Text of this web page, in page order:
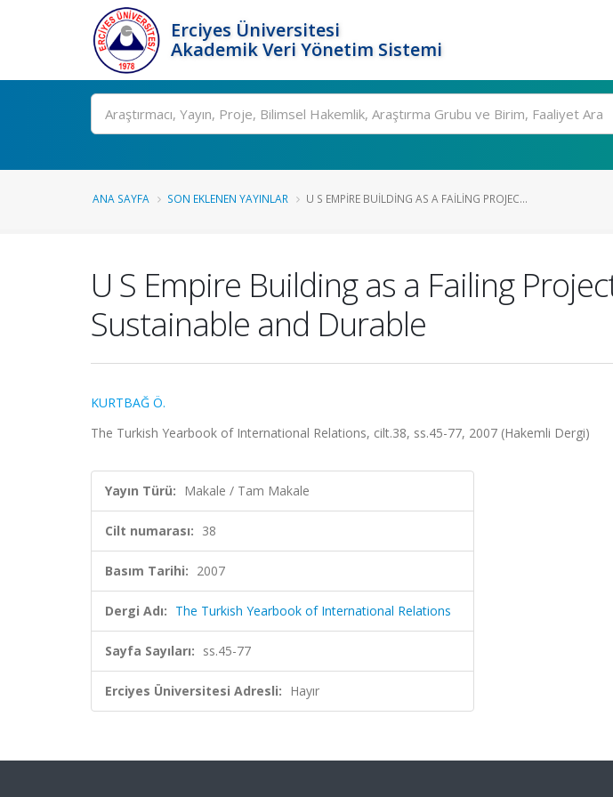
Erciyes Üniversitesi
Akademik Veri Yönetim Sistemi
Ara
ANA SAYFA SON EKLENEN YAYINLAR U S EMPIRE BUILDING AS A FAILING PROJEC...
U S Empire Building as a Failing
Sustainable and Durable
KURTBAĞ Ö.
The Turkish Yearbook of International Relations, cilt.38, ss.45-77, 2007 (Hakemli Dergi)
Yayın Türü: Makale / Tam Makale
Cilt numarası: 38
Basım Tarihi: 2007
Dergi Adı: The Turkish Yearbook of International Relations
Sayfa Sayıları: ss.45-77
Erciyes Üniversitesi Adresli: Hayır